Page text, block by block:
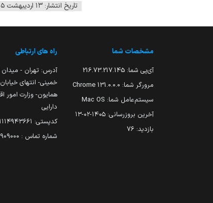
تاریخ انتشار: ۱۳ اردیبهشت ۱۴۰۵ - ۰۹:۳۸
مشخصات شما
آی‌پی شما: 216.73.217.145
مرورگر شما: 131.0.0.0 Chrome
سیستم‌عامل شما: Mac OS
آخرین بروزرسانی: ۱۴۰۵-۰۲-۱۳
بازدید: 76
راه های ارتباطی
آدرس: تهران - میدان
خمینی- انتهای
همایون- وزارت امور
دارایی
کدپستی: ۱۱۱۴۹۴۳۶۶۱
شماره تماس : 39909000